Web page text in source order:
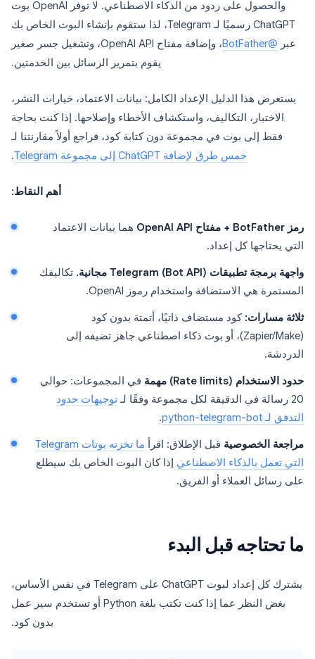
والحصول على ردود من الذكاء الاصطناعي. لا توفر OpenAI بوت
ChatGPT رسميًا لـ Telegram، لذا ستقوم بإنشاء البوت الخاص بك
عبر @BotFather
، وإضافة مفتاح OpenAI API، وتشغيل جسر صغير
يقوم بتمرير الرسائل بين الخدمتين.
يستعرض هذا الدليل الإعداد الكامل: بيانات الاعتماد، خيارات النشر،
الاختبار، التكاليف، واستكشاف الأخطاء وإصلاحها. إذا كنت بحاجة
فقط إلى بوت في مجموعة دون كتابة كود، فراجع أولاً مقارنتنا لـ
خمس طرق لإضافة ChatGPT إلى مجموعة Telegram
.
أهم النقاط:
رمز BotFather + مفتاح OpenAI API
هما بيانات الاعتماد
التي يحتاجها كل إعداد.
واجهة برمجة تطبيقات Telegram (Bot API) مجانية.
تكاليفك
المستمرة هي الاستضافة واستخدام رموز OpenAI.
ثلاثة مسارات: كود مستضاف ذاتيًا، أتمتة بدون كود
(Zapier/Make)، أو بوت ذكاء اصطناعي جاهز تضيفه إلى
الدردشة.
حدود الاستخدام (Rate limits) مهمة
في المجموعات: حوالي
20 رسالة في الدقيقة لكل مجموعة وفقًا لـ
توجيهات حدود
التدفق لـ python-telegram-bot
.
مراجعة الخصوصية قبل الإطلاق: اقرأ
ما تخزنه بوتات Telegram
التي تعمل بالذكاء الاصطناعي إذا كان البوت الخاص بك سيطلع
على رسائل العملاء أو الفريق.
ما تحتاجه قبل البدء
يشترك كل إعداد لبوت ChatGPT على Telegram في نفس الأساس،
بغض النظر عما إذا كنت تكتب بلغة Python أو تستخدم سير عمل
بدون كود.